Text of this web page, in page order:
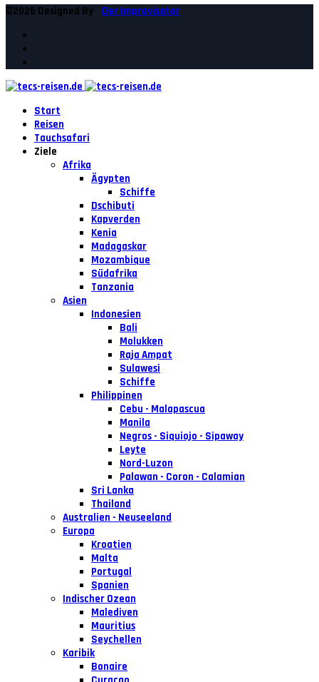
©2026 Designed By Der Improvisator
Start
Reisen
Tauchsafari
Ziele
Afrika
Ägypten
Schiffe
Dschibuti
Kapverden
Kenia
Madagaskar
Mozambique
Südafrika
Tanzania
Asien
Indonesien
Bali
Molukken
Raja Ampat
Sulawesi
Schiffe
Philippinen
Cebu - Malapascua
Manila
Negros - Siquiojo - Sipaway
Leyte
Nord-Luzon
Palawan - Coron - Calamian
Sri Lanka
Thailand
Australien - Neuseeland
Europa
Kroatien
Malta
Portugal
Spanien
Indischer Ozean
Malediven
Mauritius
Seychellen
Karibik
Bonaire